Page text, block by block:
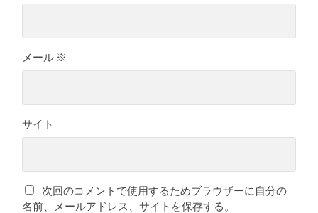
メール ※
サイト
次回のコメントで使用するためブラウザーに自分の
名前、メールアドレス、サイトを保存する。